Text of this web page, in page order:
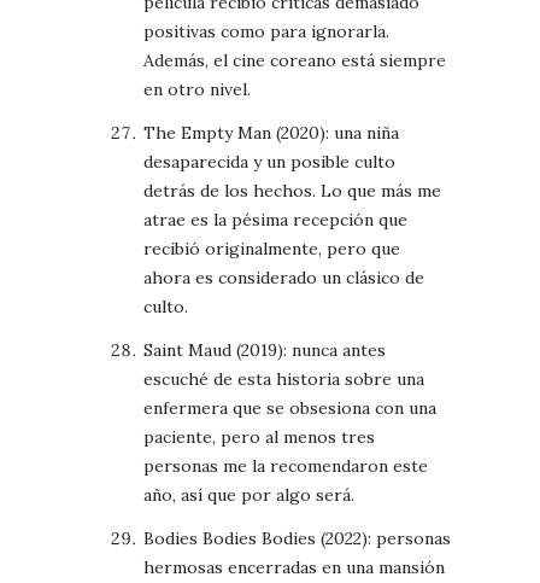
positivas como para ignorarla.
Además, el cine coreano está siempre
en otro nivel.
The Empty Man (2020): una niña
desaparecida y un posible culto
detrás de los hechos. Lo que más me
atrae es la pésima recepción que
recibió originalmente, pero que
ahora es considerado un clásico de
culto.
Saint Maud (2019): nunca antes
escuché de esta historia sobre una
enfermera que se obsesiona con una
paciente, pero al menos tres
personas me la recomendaron este
año, así que por algo será.
Bodies Bodies Bodies (2022): personas
hermosas encerradas en una mansión